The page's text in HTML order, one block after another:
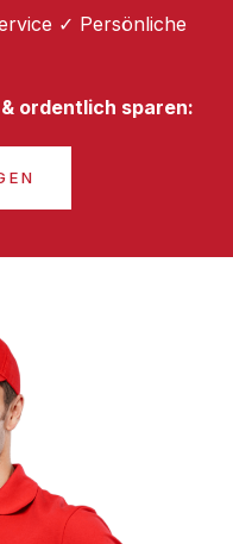
✓ Persönliche
ordentlich sparen: